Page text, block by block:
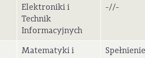
Elektroniki i
Technik
Informacyjnych
-//-
Matematyki i
Spełnienie